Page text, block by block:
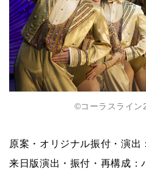
©コーラスライン
原案・オリジナル振付・演出
来日版演出・振付・再構成：